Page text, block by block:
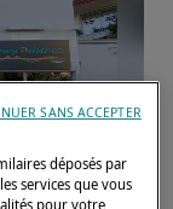
déposés par
services que vous
pour votre
SANS ACCEPTER